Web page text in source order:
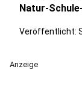
Natur-
Veröffentlicht:
Anzeige